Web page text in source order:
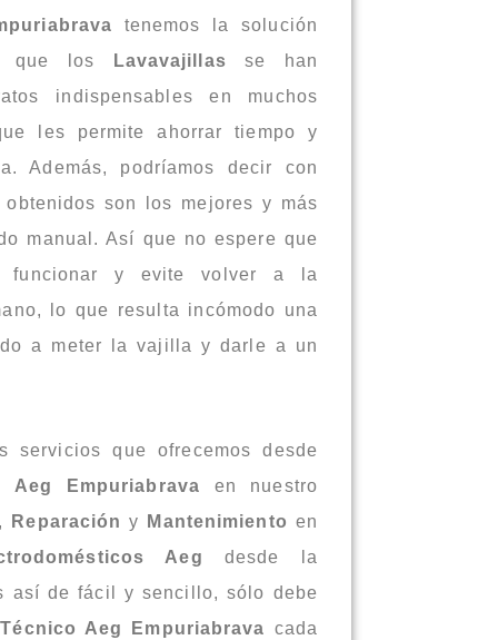
tenemos la solución
que los
Lavavajillas se han
indispensables en muchos
les permite ahorrar tiempo y
Además, podríamos decir con
son los mejores y más
manual. Así que no espere que
y evite volver a la
lo que resulta incómodo una
a meter la vajilla y darle a un
servicios que ofrecemos desde
Aeg Empuriabrava en nuestro
Reparación y Mantenimiento en
Aeg desde la
así de fácil y sencillo, sólo debe
Aeg Empuriabrava cada